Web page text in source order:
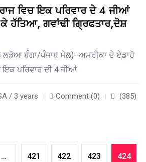
ਵਿਚ ਇਕ ਪਰਿਵਾਰ ਦੇ 4 ਜੀਆਂ
ਹੱਤਿਆ, ਗਵਾਂਢੀ ਗ੍ਰਿਫਤਾਰ,ਦੋਸ਼
ਲੜੋਆ ਬੰਗਾ/ਪੰਜਾਬ ਮੇਲ)- ਅਮਰੀਕਾ ਦੇ ਏਡਾਹੋ
ਪਰਿਵਾਰ ਦੀ 4 ਜੀਆਂ
/ 3 years Comment (0) (385)
… 421 422 423 424